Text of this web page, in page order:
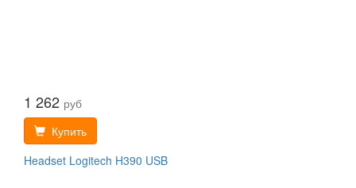
1 262 руб
Купить
Headset Logitech H390 USB